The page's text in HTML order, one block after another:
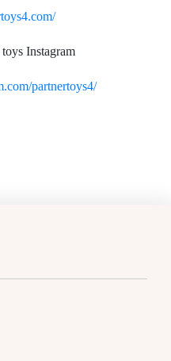
Instagram
partnertoys4/